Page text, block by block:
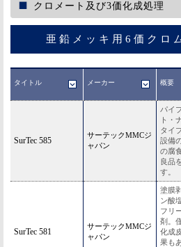
クロメート及び3価化成処理
亜鉛メッキ用6価クロ
タイトル メーカー 概要
SurTec 585
サーテックMMCジ
ャパン
パイ
ト・
タイ
設備
の腐
良品
す。
SurTec 581
サーテックMMCジ
ャパン
塗膜
ン酸
フリ
剤。
化成
果も